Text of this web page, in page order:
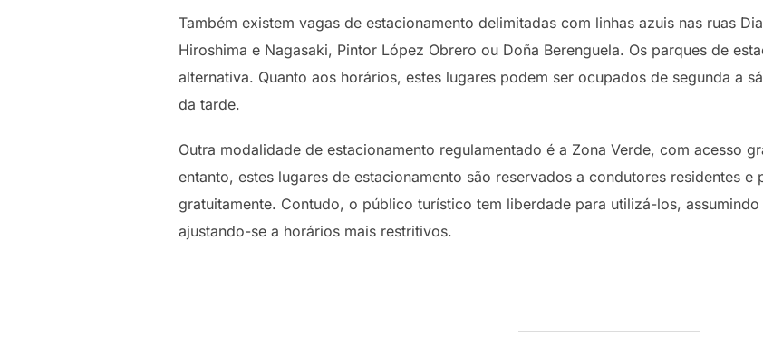
Também existem vagas de estacionamento delimitadas com linhas azuis nas ruas
Hiroshima e Nagasaki, Pintor López Obrero ou Doña Berenguela. Os parques de
alternativa. Quanto aos horários, estes lugares podem ser ocupados de segunda a
da tarde.
Outra modalidade de estacionamento regulamentado é a Zona Verde, com acesso
entanto, estes lugares de estacionamento são reservados a condutores residentes
gratuitamente. Contudo, o público turístico tem liberdade para utilizá-los,
ajustando-se a horários mais restritivos.